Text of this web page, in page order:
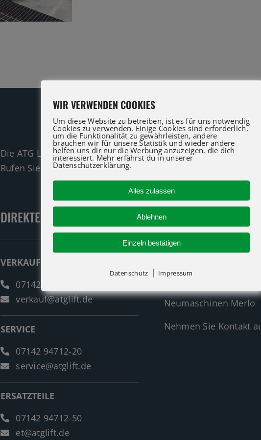
Die ATG LIFT Profis für Verkauf und Service beraten Sie gerne.
Rufen Sie an oder nutzen Sie unser Kontaktformular für eine
DIREKTER-KONTAKT
VERKAUF
07142 94712-30
verkauf@atglift.de
SERVICE
07142 94712-20
service@atglift.de
ERSATZTEILE
07142 94712-50
et@atglift.de
NEUMASCHINEN
Neumaschinen
Neumaschinen Genie
Neumaschinen Merlo
Nehmen Sie Kontakt
WIR VERWENDEN COOKIES
Um diese Website zu betreiben, ist es für uns notwendig
Cookies zu verwenden. Einige Cookies sind erforderlich,
um die Funktionalität zu gewährleisten, andere
brauchen wir für unsere Statistik und wieder andere
helfen uns dir nur die Werbung anzuzeigen, die dich
interessiert. Mehr erfährst du in unserer
Datenschutzerklärung.
Alles zulassen
Ablehnen
Einzeln bestätigen
Datenschutz | Impressum